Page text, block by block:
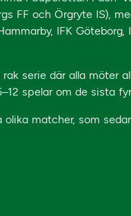
FF och Örgryte IS),
IFK
serie där alla möter
spelar om de sista
matcher, som